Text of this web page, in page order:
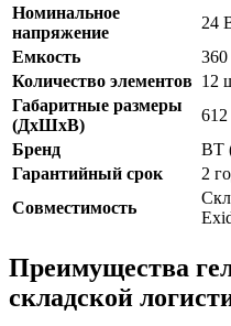
Номинальное
напряжение
24
Емкость
Количество элементов 12
Габаритные размеры
(ДхШхВ)
Бренд
BT
Гарантийный срок
2
Совместимость
Преимущества
складской